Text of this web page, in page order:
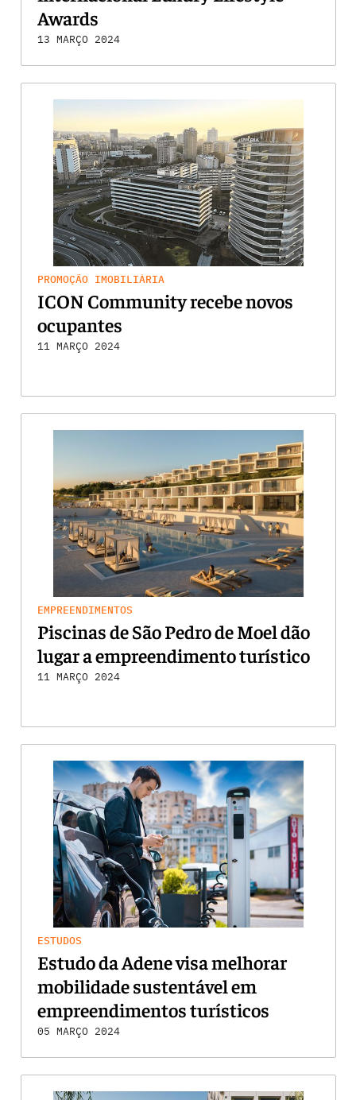
Awards
13 MARÇO 2024
PROMOÇÃO IMOBILIÁRIA
ICON Community recebe novos
ocupantes
11 MARÇO 2024
EMPREENDIMENTOS
Piscinas de São Pedro de Moel dão
lugar a empreendimento turístico
11 MARÇO 2024
ESTUDOS
Estudo da Adene visa melhorar
mobilidade sustentável em
empreendimentos turísticos
05 MARÇO 2024